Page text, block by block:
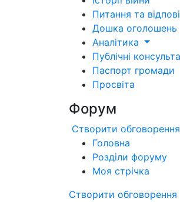
Питання та
Дошка оголошень
Аналітика
Публічні
Паспорт громади
Просвіта
Форум
Створити обговорення
Головна
Розділи форуму
Моя стрічка
Створити обговорення